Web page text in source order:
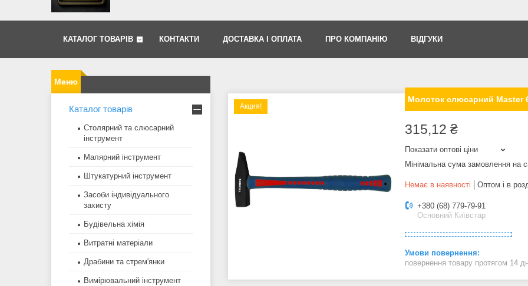
КАТАЛОГ ТОВАРІВ КОНТАКТИ ДОСТАВКА І ОПЛАТА ПРО КОМПАНІЮ ВІДГУКИ
Акция!
Молоток слюсарний Master
315,12 ₴
Показати оптові ціни
Мінімальна сума замовлення на
Немає в наявності Оптом і в
+380 (68) 779-79-91
Основний Київстар
повернення товару протягом 14
Каталог товарів
Столярний та слюсарний
інструмент
Малярний інструмент
Штукатурний інструмент
Засоби індивідуального
захисту
Будівельна хімія
Витратні матеріали
Драбини та стрем'янки
Вимірювальний інструмент